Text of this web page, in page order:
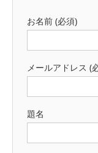
お名前 (必須)
メールアドレス (
題名